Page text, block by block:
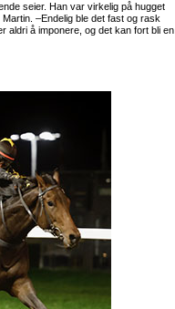
seier. Han var virkelig på hugget
–Endelig ble det fast og rask
aldri å imponere, og det kan fort bli en